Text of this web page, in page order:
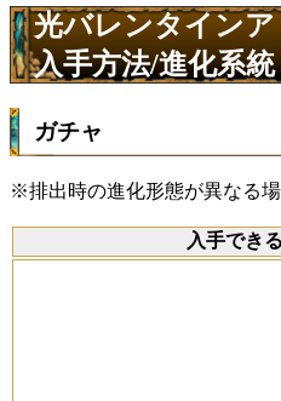
光バレンタイン
入手方法/進化系統
ガチャ
※排出時の進化形態が異なる場
入手でき